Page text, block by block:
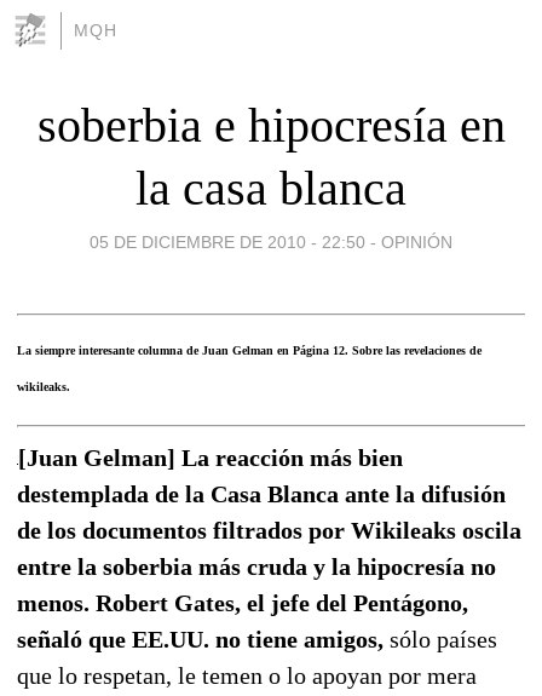
MQH
soberbia e hipocresía en
la casa blanca
05 DE DICIEMBRE DE 2010 - 22:50 - OPINIÓN
La siempre interesante columna de Juan Gelman en Página 12. Sobre las revelaciones de
wikileaks.
[Juan Gelman] La reacción más bien
destemplada de la Casa Blanca ante la difusión
de los documentos filtrados por Wikileaks oscila
entre la soberbia más cruda y la hipocresía no
menos. Robert Gates, el jefe del Pentágono,
señaló que EE.UU. no tiene amigos, sólo países
que lo respetan, le temen o lo apoyan por mera